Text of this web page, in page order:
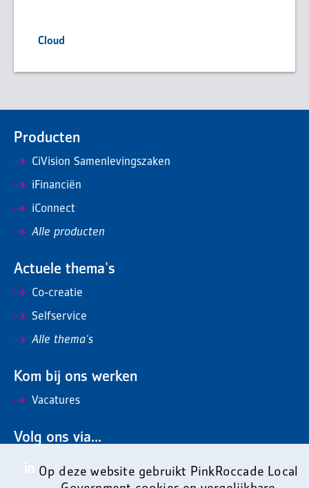
Cloud
Op deze website gebruikt PinkRoccade Local
Producten
CiVision Samenlevingszaken
iFinanciën
iConnect
Alle producten
Actuele thema's
Co-creatie
Selfservice
Alle thema's
Kom bij ons werken
Vacatures
Volg ons via...